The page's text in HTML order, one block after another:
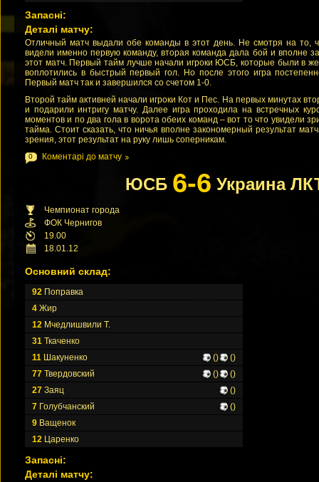
Запасні:
Деталі матчу:
Отличный матч выдали обе команды в этот день. Не смотря на то,
видели именно первую команду, вторая команда дала бой и вполне
этот матч. Первый тайм лучше начали игроки ЮСБ, которые были в
воплотились в быстрый первый гол. Но после этого игра
Первый матч так и завершился со счетом 1-0.
Второй тайм активней начали игроки Кот и Пес. На первых минутах
и подарили интригу матчу. Далее игра проходила на встречных
моментов и по два гола в ворота обеих команд – вот то что увидели
тайма. Стоит сказать, что ничья вполне закономерный результат
зрения, этот результат на руку лишь соперникам.
0 Коментарі до матчу
ЮСБ 6-6 Украина
Чемпионат города
ФОК Чернигов
19.00
18.01.12
Основний склад:
92 Поправка
4 Жир
12 Мчедлишвили Т.
31 Ткаченко
11 Шакуненко ()
()
77 Твердовский ()
()
27 Заяц
()
7 Голубчанский
()
9 Ващенок
12 Царенко
Запасні:
Деталі матчу: